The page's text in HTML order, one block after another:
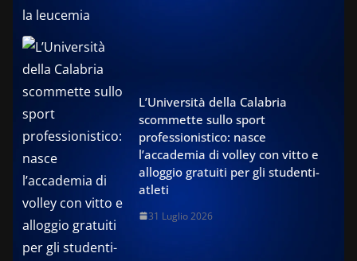
L’Università della Calabria
scommette sullo sport
professionistico: nasce
l’accademia di volley con vitto e
alloggio gratuiti per gli studenti-
atleti
31 Luglio 2026